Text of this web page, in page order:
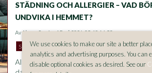
STÄDNING OCH ALLERGIER – VAD
UNDVIKA I HEMMET?
AvAluma Sverige ABpå 2026-05-18 14:53
SKATTEREDUKTION ROT/RUT
Allergier och känslighet i hemmet påverkas
We use cookies to make our site a better
analytics and advertising purposes. You can
disable optional cookies as desired. See our